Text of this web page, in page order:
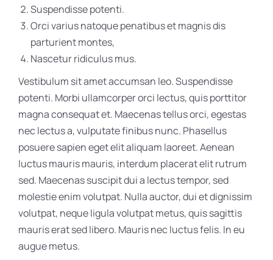
Suspendisse potenti.
Orci varius natoque penatibus et magnis dis
parturient montes,
Nascetur ridiculus mus.
Vestibulum sit amet accumsan leo. Suspendisse
potenti. Morbi ullamcorper orci lectus, quis porttitor
magna consequat et. Maecenas tellus orci, egestas
nec lectus a, vulputate finibus nunc. Phasellus
posuere sapien eget elit aliquam laoreet. Aenean
luctus mauris mauris, interdum placerat elit rutrum
sed. Maecenas suscipit dui a lectus tempor, sed
molestie enim volutpat. Nulla auctor, dui et dignissim
volutpat, neque ligula volutpat metus, quis sagittis
mauris erat sed libero. Mauris nec luctus felis. In eu
augue metus.